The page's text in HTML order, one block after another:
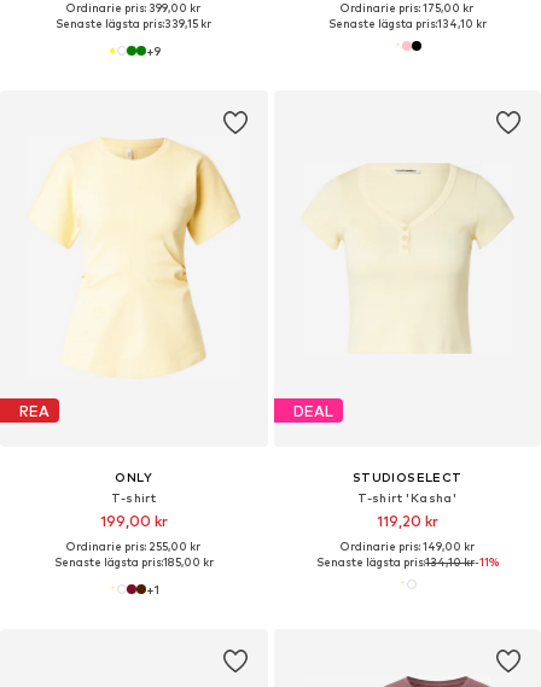
Ordinarie pris: 399,00 kr
Senaste lägsta pris:339,15 kr
+9
Ordinarie pris: 175,00 kr
Senaste lägsta pris:134,10 kr
REA
ONLY
T-shirt
199,00 kr
Ordinarie pris: 255,00 kr
Senaste lägsta pris:185,00 kr
+1
DEAL
STUDIOSELECT
T-shirt 'Kasha'
119,20 kr
Ordinarie pris: 149,00 kr
Senaste lägsta pris:134,10 kr-11%